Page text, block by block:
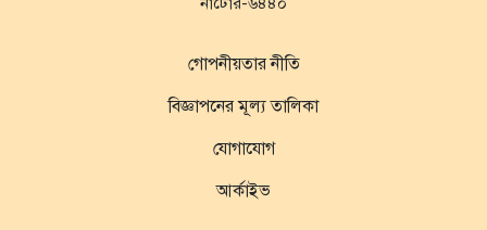
গোপনীয়তার নীতি
বিজ্ঞাপনের মূল্য তালিকা
যোগাযোগ
আর্কাইভ